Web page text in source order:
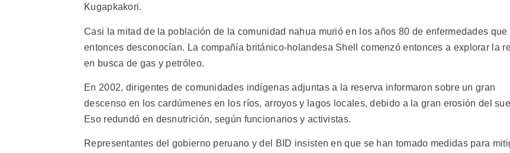
Kugapkakori.
Casi la mitad de la población de la comunidad nahua murió en los años 80 de enfermedades que
entonces desconocían. La compañía británico-holandesa Shell comenzó entonces a explorar la
en busca de gas y petróleo.
En 2002, dirigentes de comunidades indígenas adjuntas a la reserva informaron sobre un gran
descenso en los cardúmenes en los ríos, arroyos y lagos locales, debido a la gran erosión del
Eso redundó en desnutrición, según funcionarios y activistas.
Representantes del gobierno peruano y del BID insisten en que se han tomado medidas para